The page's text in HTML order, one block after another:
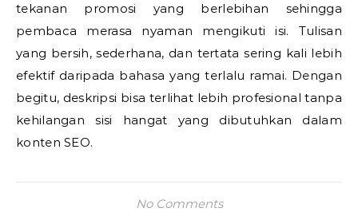
tekanan promosi yang berlebihan sehingga
pembaca merasa nyaman mengikuti isi. Tulisan
yang bersih, sederhana, dan tertata sering kali lebih
efektif daripada bahasa yang terlalu ramai. Dengan
begitu, deskripsi bisa terlihat lebih profesional tanpa
kehilangan sisi hangat yang dibutuhkan dalam
konten SEO.
No Comments